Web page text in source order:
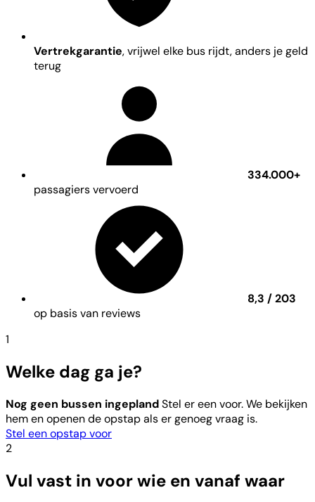
Vertrekgarantie, vrijwel elke bus rijdt, anders je geld
terug
334.000+
passagiers vervoerd
8,3 / 203
op basis van reviews
1
Welke dag ga je?
Nog geen bussen ingeplandStel er een voor. We bekijken
hem en openen de opstap als er genoeg vraag is.
Stel een opstap voor
2
Vul vast in voor wie en vanaf waar